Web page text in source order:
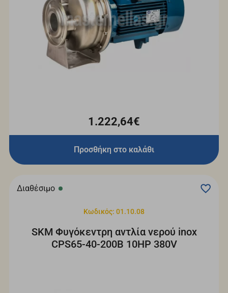
1.222,64€
Προσθήκη στο καλάθι
Διαθέσιμο
Κωδικός: 01.10.08
SKM Φυγόκεντρη αντλία νερού inox
CPS65-40-200B 10HP 380V